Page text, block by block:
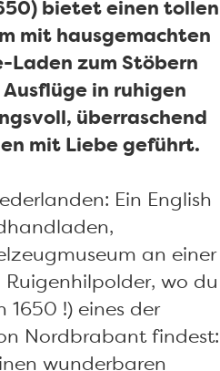
bietet einen tollen
mit hausgemachten
Laden zum Stöbern
in ruhigen
überraschend
mit Liebe geführt.
Ein English
an einer
Ruigenhilpolder, wo du
1650 !) eines der
Nordbrabant findest:
wunderbaren